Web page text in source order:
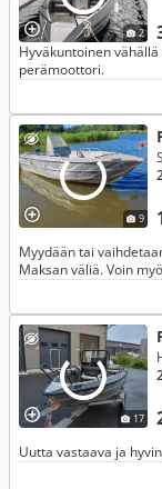
2
Hyväkuntoinen
perämoottori.
9
Myydään tai
Maksan
17
Uutta vastaava ja